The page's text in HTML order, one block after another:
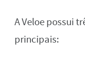
A Veloe possui
principais: